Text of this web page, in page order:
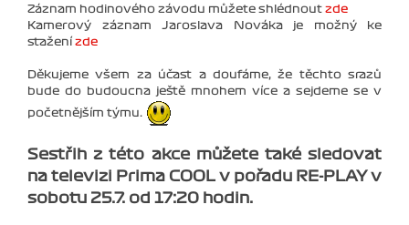
Záznam hodinového závodu můžete shlédnout zde
Kamerový záznam Jaroslava Nováka je možný ke
stažení zde
Děkujeme všem za účast a doufáme, že těchto srazů
bude do budoucna ještě mnohem více a sejdeme se v
početnějším týmu.
Sestřih z této akce můžete také sledovat
na televizi Prima COOL v pořadu RE-PLAY v
sobotu 25.7. od 17:20 hodin.